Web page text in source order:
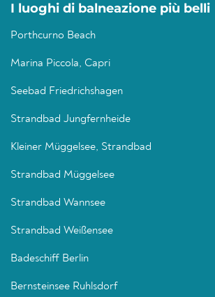
I luoghi di balneazione più belli
Porthcurno Beach
Marina Piccola, Capri
Seebad Friedrichshagen
Strandbad Jungfernheide
Kleiner Müggelsee, Strandbad
Strandbad Müggelsee
Strandbad Wannsee
Strandbad Weißensee
Badeschiff Berlin
Bernsteinsee Ruhlsdorf